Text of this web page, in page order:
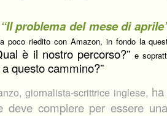
“Il problema del mese di
poco riedito con Amazon, in fondo la
è il nostro percorso?” e
questo cammino?”
giornalista-scrittrice inglese, ha
compiere per essere